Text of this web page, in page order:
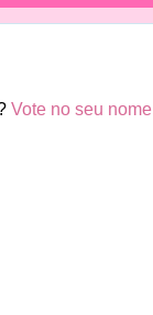
Vote no seu nome